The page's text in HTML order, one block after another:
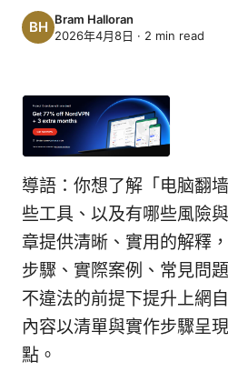
Bram Halloran
2026年4月8日 · 2 min read
導語：你想了解「电脑翻
些工具、以及有哪些風險
章提供清晰、實用的解釋
步驟、實際案例、常見問
不違法的前提下提升上網
內容以清單與實作步驟呈
點。